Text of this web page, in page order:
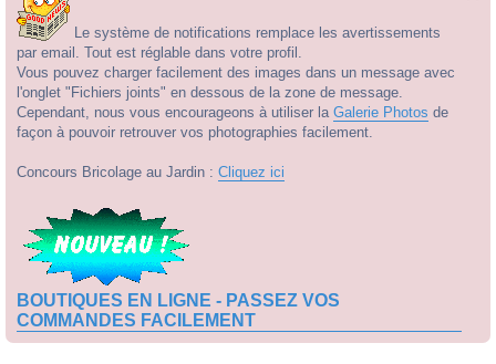
Le système de notifications remplace les avertissements
par email. Tout est réglable dans votre profil.
Vous pouvez charger facilement des images dans un message avec
l'onglet "Fichiers joints" en dessous de la zone de message.
Cependant, nous vous encourageons à utiliser la Galerie Photos de
façon à pouvoir retrouver vos photographies facilement.
Concours Bricolage au Jardin : Cliquez ici
BOUTIQUES EN LIGNE - PASSEZ VOS
COMMANDES FACILEMENT